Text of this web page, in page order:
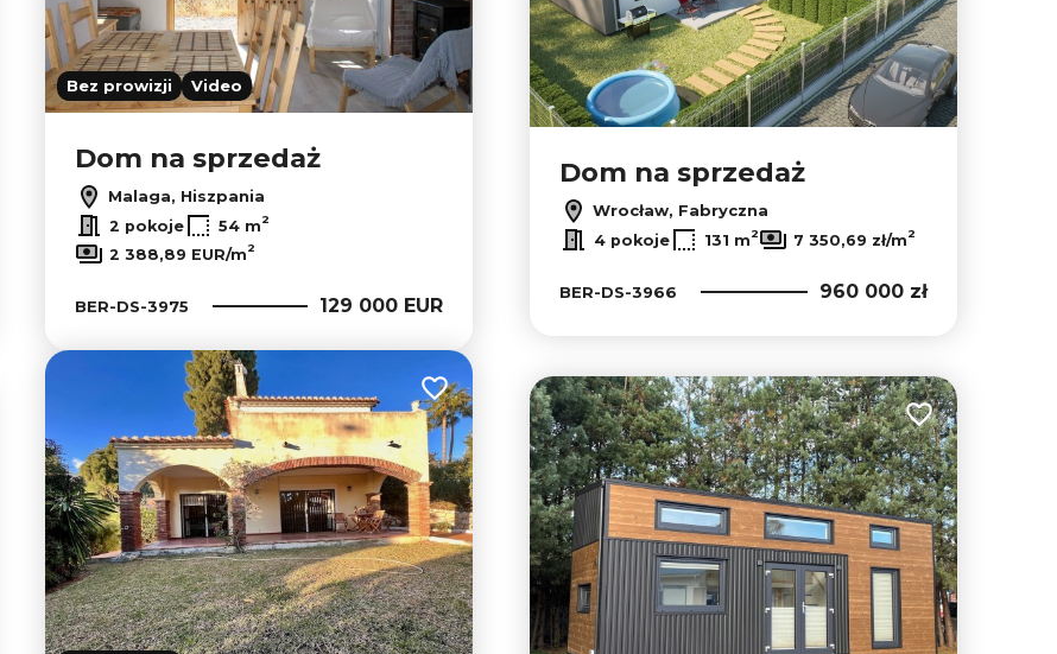
© OpenMapTiles
Bez prowizji Video
Dom na sprzedaż
Malaga, Hiszpania
2 pokoje 54 m2
2 388,89 EUR/m2
BER-DS-3975 129 000 EUR
Dom na sprzedaż
Wrocław, Fabryczna
4 pokoje 131 m2 7 350,69 zł/m2
BER-DS-3966 960 000 zł
ulubionych
Dodaj do ulubionych
Dodaj do